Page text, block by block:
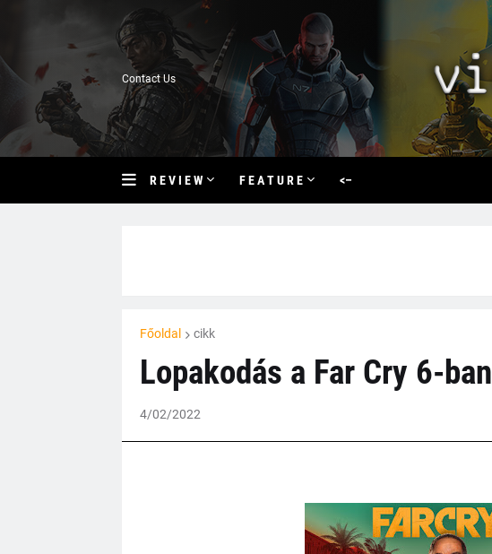
Contact Us
R E V I E W F E A T U R E <–
Főoldal cikk
Lopakodás a Far Cry 6-ban
4/02/2022